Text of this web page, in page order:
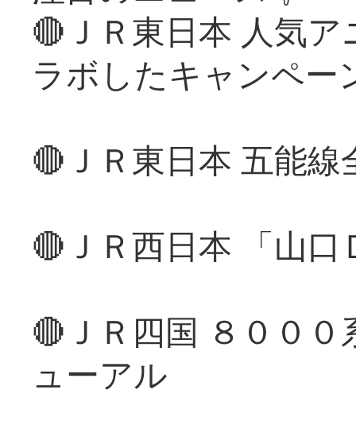
🔴ＪＲ東日本 人気
ラボしたキャンペー
🔴ＪＲ東日本 五能
🔴ＪＲ西日本 「山
🔴ＪＲ四国 ８００
ューアル